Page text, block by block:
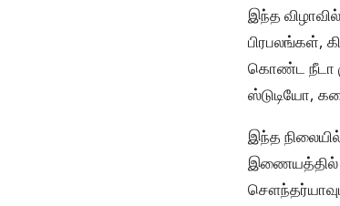
இந்த
பிரபலங்கள்,
கொண்ட நீடா
ஸ்டுடியோ,
இந்த
இணையத்தில்